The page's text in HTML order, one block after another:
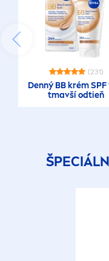
(231)
Denný BB krém SPF
tmavší odtieň